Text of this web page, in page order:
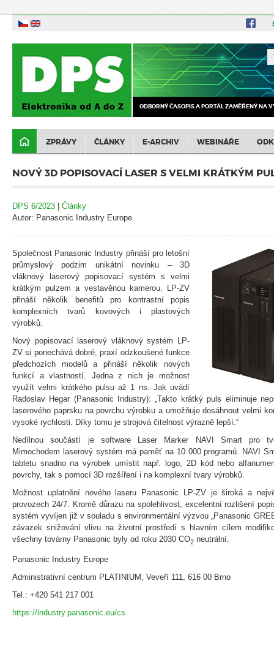
ODBORNÝ ČASOPIS A PORTÁL ZAMĚŘENÝ NA
ZPRÁVY ČLÁNKY E-ARCHIV WEBINÁŘE
NOVÝ 3D POPISOVACÍ LASER S VELMI KRÁTKÝM
DPS 6/2023 | Články
Autor: Panasonic Industry Europe
Společnost Panasonic Industry přináší pro letošní
průmyslový podzim unikátní novinku – 3D
vláknový laserový popisovací systém s velmi
krátkým pulzem a vestavěnou kamerou. LP-ZV
přináší několik benefitů pro kontrastní popis
komplexních tvarů kovových i plastových
výrobků.
Nový popisovací laserový vláknový systém LP-
ZV si ponechává dobré, praxí odzkoušené funkce
předchozích modelů a přináší několik nových
funkcí a vlastností. Jedna z nich je možnost
využít velmi krátkého pulsu až 1 ns. Jak uvádí
Radoslav Hegar (Panasonic Industry): „Takto krátký puls eliminuje
laserového paprsku na povrchu výrobku a umožňuje dosáhnout velmi
vysoké rychlosti. Díky tomu je strojová čitelnost výrazně lepší.“
Nedílnou součástí je software Laser Marker NAVI Smart pro
Mimochodem laserový systém má paměť na 10 000 programů. NAVI
tabletu snadno na výrobek umístit např. logo, 2D kód nebo
povrchy, tak s pomocí 3D rozšíření i na komplexní tvary výrobků.
Možnost uplatnění nového laseru Panasonic LP-ZV je široká a
provozech 24/7. Kromě důrazu na spolehlivost, excelentní rozlišení
systém vyvíjen již v souladu s environmentální výzvou „Panasonic
závazek snižování vlivu na životní prostředí s hlavním cílem
všechny továrny Panasonic byly od roku 2030 CO2 neutrální.
Panasonic Industry Europe
Administrativní centrum PLATINIUM, Veveří 111, 616 00 Brno
Tel.: +420 541 217 001
https://industry.panasonic.eu/cs